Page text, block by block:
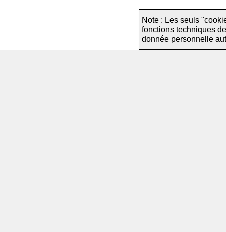
Note : Les seuls
fonctions techniques
donnée personnelle